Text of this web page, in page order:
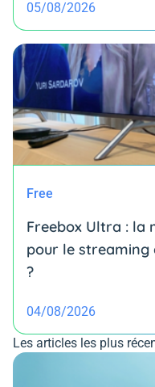
05/08/2026
Free
Freebox Ultra : la
pour le
?
04/08/2026
Les articles les plus